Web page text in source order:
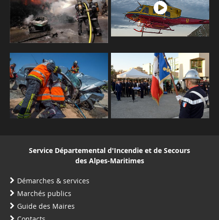
Service Départemental d'Incendie et de Secours
des Alpes-Maritimes
Démarches & services
Marchés publics
Guide des Maires